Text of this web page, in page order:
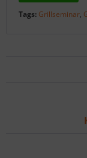
Tags: Grillseminar,